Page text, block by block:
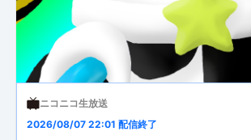
ニコニコ生放送
2026/08/07 22:01 配信終了